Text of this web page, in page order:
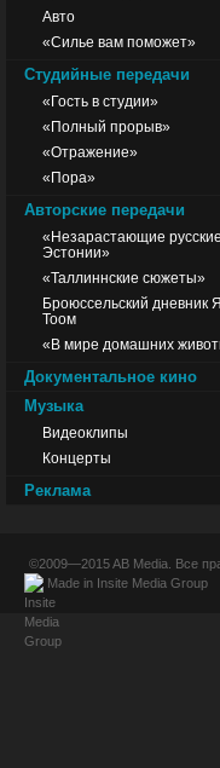
Авто
«Силье вам поможет»
Студийные передачи
«Гость в студии»
«Полный прорыв»
«Отражение»
«Пора»
Авторские передачи
«Незарастающие
Эстонии»
«Таллиннские сюжеты»
Броюссельский дневник
Тоом
«В мире домашних
Документальное кино
Музыка
Видеоклипы
Концерты
Реклама
©2009—2015AB Media . Все
Made in Insite Media Group